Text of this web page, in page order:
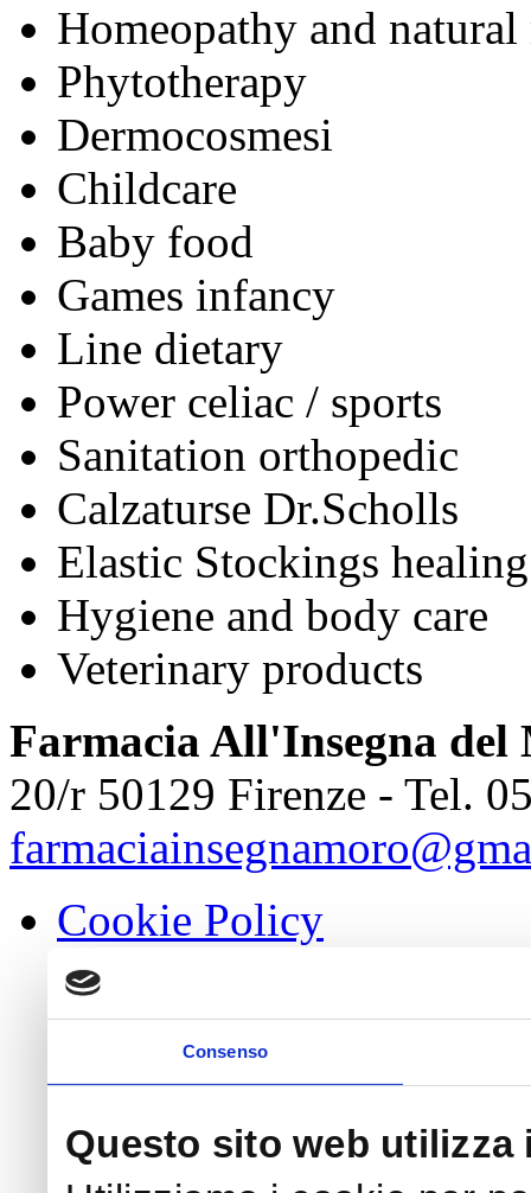
Consenso
Questo sito web utilizza
Homeopathy and
Phytotherapy
Dermocosmesi
Childcare
Baby food
Games infancy
Line dietary
Power celiac / sports
Sanitation orthopedic
Calzaturse Dr.Scholls
Elastic Stockings
Hygiene and body care
Veterinary products
Farmacia All'Insegna del
20/r 50129 Firenze - Tel.
Cookie Policy